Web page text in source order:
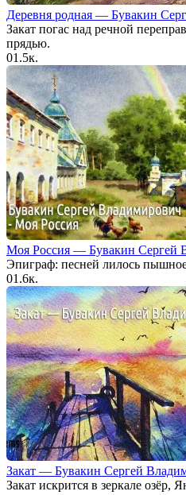
Деревня родная — Бувакин
Закат погас над речной
прядью.
01.5к.
Моя Россия — Бувакин Сергей
Эпиграф: песней лилось
01.6к.
Закат — Бувакин Сергей
Закат искрится в зеркале озёр,